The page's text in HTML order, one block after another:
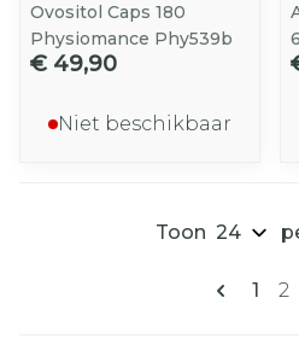
Ovositol Caps 180
Physiomance Phy539b
€ 49,90
Niet beschikbaar
U
1 2
Toon